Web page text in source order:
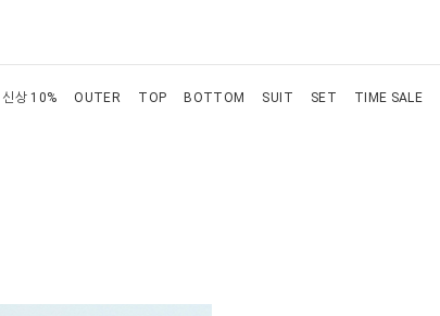
신상 10% OUTER TOP BOTTOM SUIT SET TIME SALE